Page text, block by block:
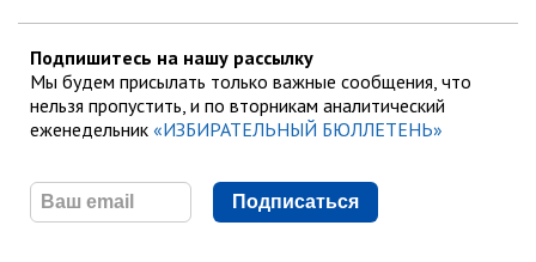
Подпишитесь на нашу рассылку
Мы будем присылать только важные сообщения, что
нельзя пропустить, и по вторникам аналитический
еженедельник «ИЗБИРАТЕЛЬНЫЙ БЮЛЛЕТЕНЬ»
Подписаться